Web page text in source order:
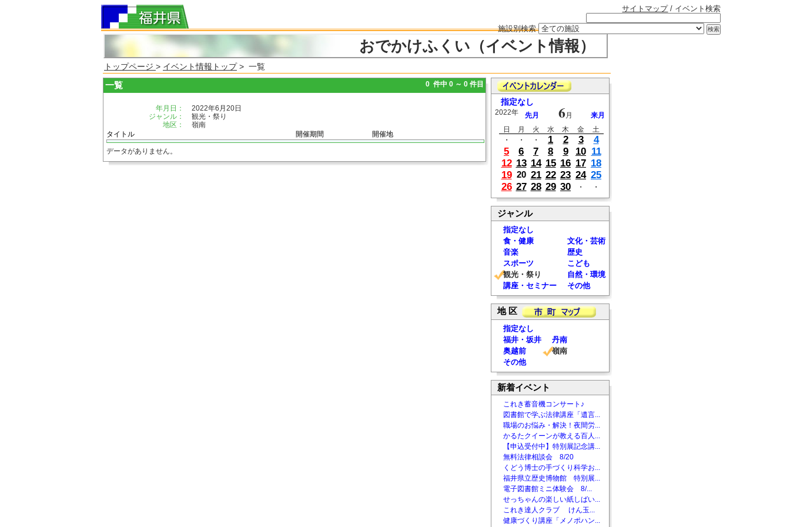
サイトマップ/ イベント検索
施設別検索
おでかけふくい（イベント情報）
トップページ > イベント情報トップ> 一覧
一覧 0 件中 0 ～ 0 件目
年月日：
2022年6月20日
ジャンル：
観光・祭り
地区：
嶺南
タイトル
開催期間 開催地
データがありません。
指定なし
2022年 先月 6月
来月
日
月 火 水 木 金
土
・
・ ・ 1 2 3
4
5
6 7 8 9 10 11
12 13 14 15 16 17 18
19 20 21 22 23 24 25
26 27 28 29 30 ・ ・
ジャンル
指定なし
食・健康
文化・芸術
音楽
歴史
スポーツ
こども
観光・祭り
自然・環境
講座・セミナー
その他
地 区
指定なし
福井・坂井
丹南
奥越前
嶺南
その他
新着イベント
これき蓄音機コンサート♪
図書館で学ぶ法律講座「遺言...
職場のお悩み・解決！夜間労...
かるたクイーンが教える百人...
【申込受付中】特別展記念講...
無料法律相談会 8/20
くどう博士の手づくり科学お...
福井県立歴史博物館 特別展...
電子図書館ミニ体験会 8/...
せっちゃんの楽しい紙しばい...
これき達人クラブ けん玉...
健康づくり講座「メノポハン...